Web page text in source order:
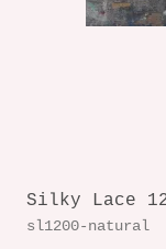
Silky Lace
sl1200-natural